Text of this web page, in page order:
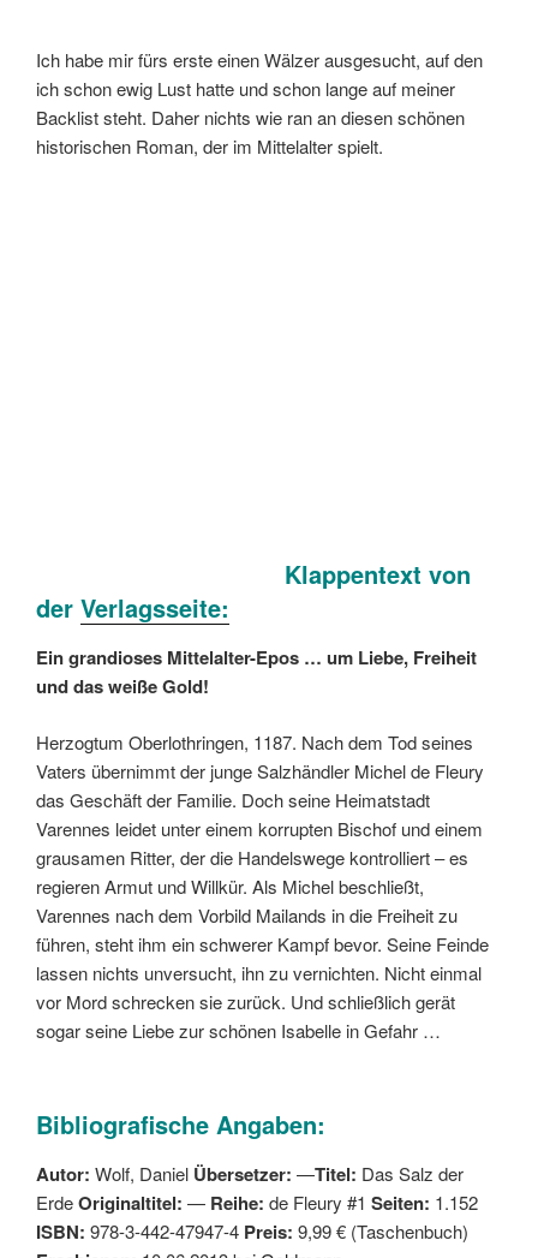
Ich habe mir fürs erste einen Wälzer ausgesucht, auf den
ich schon ewig Lust hatte und schon lange auf meiner
Backlist steht. Daher nichts wie ran an diesen schönen
historischen Roman, der im Mittelalter spielt.
Klappentext von
der Verlagsseite:
Ein grandioses Mittelalter-Epos … um Liebe, Freiheit
und das weiße Gold!
Herzogtum Oberlothringen, 1187. Nach dem Tod seines
Vaters übernimmt der junge Salzhändler Michel de Fleury
das Geschäft der Familie. Doch seine Heimatstadt
Varennes leidet unter einem korrupten Bischof und einem
grausamen Ritter, der die Handelswege kontrolliert – es
regieren Armut und Willkür. Als Michel beschließt,
Varennes nach dem Vorbild Mailands in die Freiheit zu
führen, steht ihm ein schwerer Kampf bevor. Seine Feinde
lassen nichts unversucht, ihn zu vernichten. Nicht einmal
vor Mord schrecken sie zurück. Und schließlich gerät
sogar seine Liebe zur schönen Isabelle in Gefahr …
Bibliografische Angaben:
Autor: Wolf, Daniel Übersetzer: —Titel: Das Salz der
ErdeOriginaltitel: — Reihe: de Fleury #1 Seiten: 1.152
ISBN: 978-3-442-47947-4 Preis: 9,99 € (Taschenbuch)